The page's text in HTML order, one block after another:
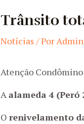
Trânsito
Notícias / Por
Atenção
Aalameda 4 (Peró
Orenivelamento